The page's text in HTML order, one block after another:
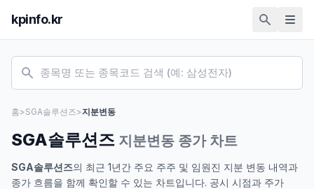
kpinfo.kr
홈>SGA솔루션즈>지분변동
SGA솔루션즈 지분변동 종가 차트
SGA솔루션즈의 최근 1년간 주요 주주 및 임원진 지분 변동 내역과
종가 흐름을 함께 확인할 수 있는 차트입니다. 공시 시점과 주가